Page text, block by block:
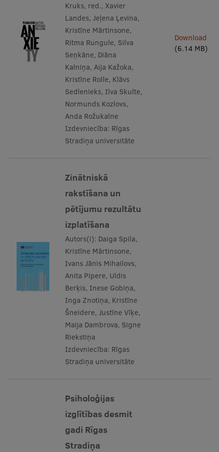
Kruks, red., Xavier
Landes, Jeļena Ļevina,
Kristīne Mārtinsone,
Ritma Rungule, Silva
Seņkāne, Diāna
Kalniņa, Aija Kažoka,
Kristīne Rolle, Klāvs
Sedlenieks, Ilva Skulte,
Normunds Kozlovs,
Anda Rožukalne
Izdevniecība: Rīgas
Stradiņa universitāte
Download
(6.14 MB)
Zinātniskā
rakstīšana un
pētījumu rezultātu
izplatīšana
Autors(i): Daiga Spila,
Kristīne Mārtinsone,
Ivans Jānis Mihailovs,
Anita Pipere, Uldis
Berķis, Inese Gobiņa,
Inga Znotiņa, Kristīne
Šneidere, Justīne Vīķe,
Maija Dambrova, Signe
Riekstiņa
Izdevniecība: Rīgas
Stradiņa universitāte
Psiholoģijas
izglītības desmit
gadi Rīgas
Stradiņa